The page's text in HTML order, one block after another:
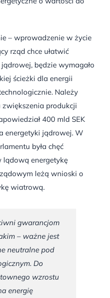
– wprowadzenie w życie
rząd chce ułatwić
będzie wymagało
ścieżki dla energii
Należy
produkcji
400 mld SEK
energetyki jądrowej. W
była chęć
energetykę
leżą wnioski o
wiatrową.
gwarancjom
– ważne jest
neutralne pod
Do
wzrostu
energię